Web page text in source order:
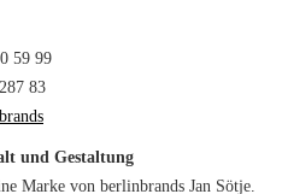
59 99
83
und Gestaltung
Marke von berlinbrands Jan Sötje.